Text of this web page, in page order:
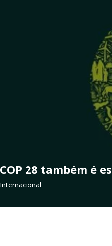
Regulação de
dos Deputados
Ambiente